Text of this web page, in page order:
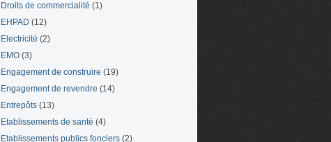
Droits de commercialité (1)
EHPAD (12)
Electricité (2)
EMO (3)
Engagement de construire (19)
Engagement de revendre (14)
Entrepôts (13)
Etablissements de santé (4)
Etablissements publics fonciers (2)